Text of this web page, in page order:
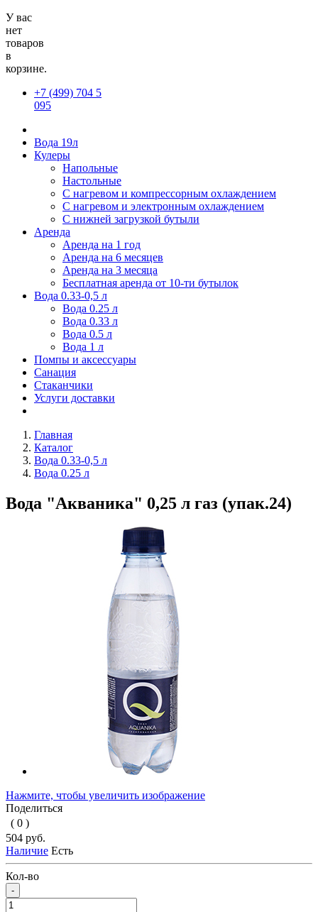
У вас
нет
товаров
в
корзине.
+7 (499) 704 5
095
Вода 19л
Кулеры
Напольные
Настольные
С нагревом и компрессорным охлаждением
С нагревом и электронным охлаждением
С нижней загрузкой бутыли
Аренда
Аренда на 1 год
Аренда на 6 месяцев
Аренда на 3 месяца
Бесплатная аренда от 10-ти бутылок
Вода 0.33-0,5 л
Вода 0.25 л
Вода 0.33 л
Вода 0.5 л
Вода 1 л
Помпы и аксессуары
Санация
Стаканчики
Услуги доставки
Главная
Каталог
Вода 0.33-0,5 л
Вода 0.25 л
Вода "Акваника" 0,25 л газ (упак.24)
Нажмите, чтобы увеличить изображение
Поделиться
( 0 )
504 руб.
Наличие Есть
Кол-во
-